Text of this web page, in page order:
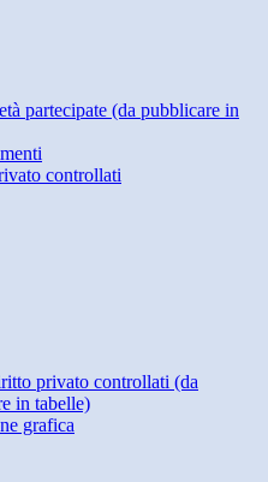
partecipate (da pubblicare in
controllati
privato controllati (da
in tabelle)
grafica